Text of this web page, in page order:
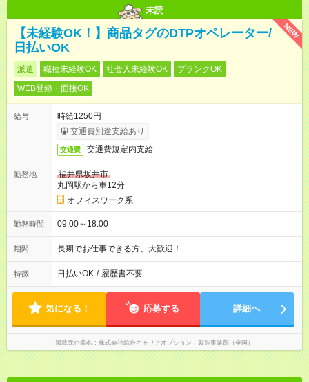
未読
NEW
【未経験OK！】商品タグのDTPオペレーター/
日払いOK
派遣 職種未経験OK 社会人未経験OK
ブランクOK
WEB登録・面接OK
給与
時給1250円
交通費別途支給あり
交通費 交通費規定内支給
勤務地
福井県坂井市
丸岡駅から車12分
オフィスワーク系
勤務時間 09:00～18:00
期間 長期でお仕事できる方、大歓迎！
特徴 日払いOK / 履歴書不要
気になる！ 応募する 詳細へ
掲載元企業名 株式会社綜合キャリアオプション 製造事業部（全国）